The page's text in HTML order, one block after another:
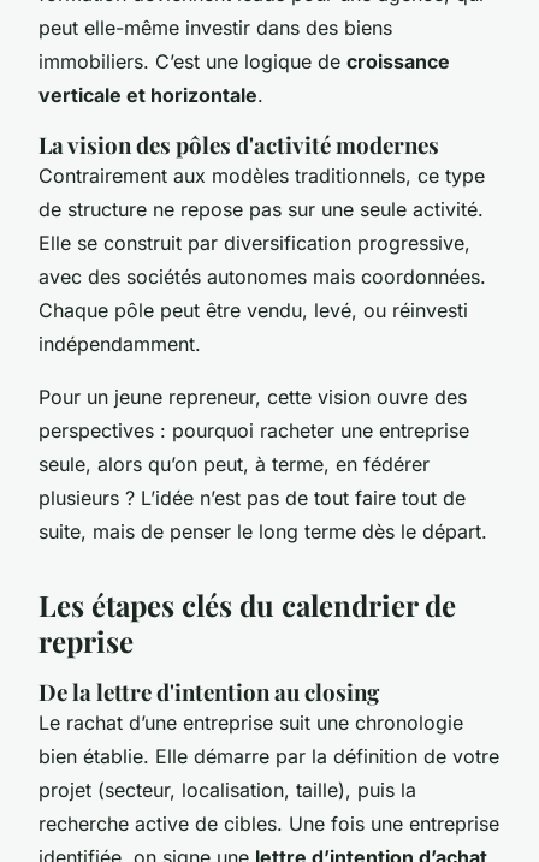
peut elle-même investir dans des biens
immobiliers. C’est une logique de croissance
verticale et horizontale.
La vision des pôles d'activité modernes
Contrairement aux modèles traditionnels, ce type
de structure ne repose pas sur une seule activité.
Elle se construit par diversification progressive,
avec des sociétés autonomes mais coordonnées.
Chaque pôle peut être vendu, levé, ou réinvesti
indépendamment.
Pour un jeune repreneur, cette vision ouvre des
perspectives : pourquoi racheter une entreprise
seule, alors qu’on peut, à terme, en fédérer
plusieurs ? L’idée n’est pas de tout faire tout de
suite, mais de penser le long terme dès le départ.
Les étapes clés du calendrier de
reprise
De la lettre d'intention au closing
Le rachat d’une entreprise suit une chronologie
bien établie. Elle démarre par la définition de votre
projet (secteur, localisation, taille), puis la
recherche active de cibles. Une fois une entreprise